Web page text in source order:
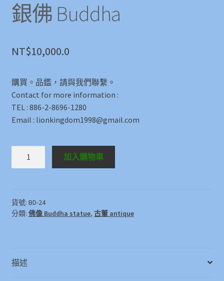
銀佛 Buddha
NT$10,000.0
購買。品鑑，請與我們聯繫。
Contact for more information :
TEL : 886-2-8696-1280
Email : lionkingdom1998@gmail.com
量
加入購物車
貨號: BD-24
分類: 佛像 Buddha statue, 古董 antique
描述